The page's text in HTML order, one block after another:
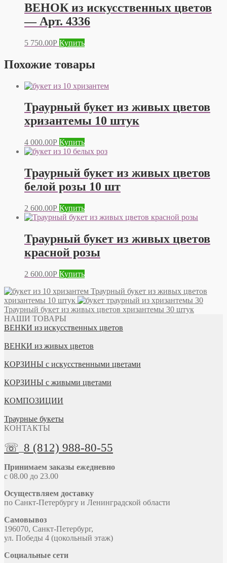
ВЕНОК из искусственных цветов
— Арт. 4336
5 750.00Р Купить
Похожие товары
Траурный букет из живых цветов
хризантемы 10 штук
4 000.00Р Купить
Траурный букет из живых цветов
белой розы 10 шт
2 600.00Р Купить
Траурный букет из живых цветов
красной розы
2 600.00Р Купить
Траурный букет из живых цветов
хризантемы 10 штук
Траурный букет из живых цветов хризантемы 30 штук
НАШИ ТОВАРЫ
ВЕНКИ из искусственных цветов
ВЕНКИ из живых цветов
КОРЗИНЫ с искусственными цветами
КОРЗИНЫ с живыми цветами
КОМПОЗИЦИИ
Траурные букеты
КОНТАКТЫ
☏ 8 (812) 988-80-55
Принимаем заказы ежедневно
с 08.00 до 23.00
Осуществляем доставку
по Санкт-Петербургу и Ленинградской области
Самовывоз
196070, Санкт-Петербург,
ул. Победы 4 (цокольный этаж)
Социальные сети